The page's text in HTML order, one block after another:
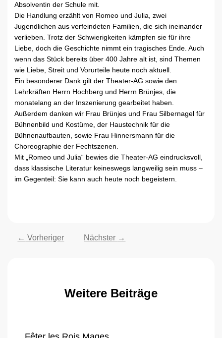
Absolventin der Schule mit.
Die Handlung erzählt von Romeo und Julia, zwei
Jugendlichen aus verfeindeten Familien, die sich ineinander
verlieben. Trotz der Schwierigkeiten kämpfen sie für ihre
Liebe, doch die Geschichte nimmt ein tragisches Ende. Auch
wenn das Stück bereits über 400 Jahre alt ist, sind Themen
wie Liebe, Streit und Vorurteile heute noch aktuell.
Ein besonderer Dank gilt der Theater-AG sowie den
Lehrkräften Herrn Hochberg und Herrn Brünjes, die
monatelang an der Inszenierung gearbeitet haben.
Außerdem danken wir Frau Brünjes und Frau Silbernagel für
Bühnenbild und Kostüme, der Haustechnik für die
Bühnenaufbauten, sowie Frau Hinnersmann für die
Choreographie der Fechtszenen.
Mit „Romeo und Julia“ bewies die Theater-AG eindrucksvoll,
dass klassische Literatur keineswegs langweilig sein muss –
im Gegenteil: Sie kann auch heute noch begeistern.
← Vorheriger Nächster →
Weitere Beiträge